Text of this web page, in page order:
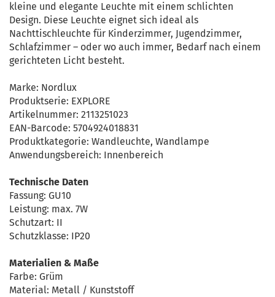
kleine und elegante Leuchte mit einem schlichten
Design. Diese Leuchte eignet sich ideal als
Nachttischleuchte für Kinderzimmer, Jugendzimmer,
Schlafzimmer – oder wo auch immer, Bedarf nach einem
gerichteten Licht besteht.
Marke: Nordlux
Produktserie: EXPLORE
Artikelnummer: 2113251023
EAN-Barcode: 5704924018831
Produktkategorie: Wandleuchte, Wandlampe
Anwendungsbereich: Innenbereich
Technische Daten
Fassung: GU10
Leistung: max. 7W
Schutzart: II
Schutzklasse: IP20
Materialien & Maße
Farbe: Grüm
Material: Metall / Kunststoff